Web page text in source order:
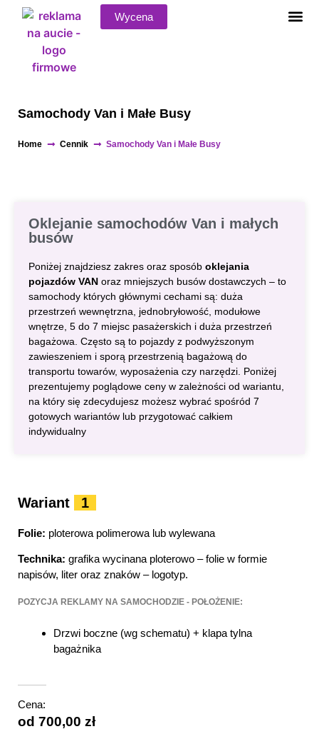
Wycena
Samochody Van i Małe Busy
Home Cennik Samochody Van i Małe Busy
Oklejanie samochodów Van i małych
busów
Poniżej znajdziesz zakres oraz sposób oklejania
pojazdów VAN oraz mniejszych busów dostawczych – to
samochody których głównymi cechami są: duża
przestrzeń wewnętrzna, jednobryłowość, modułowe
wnętrze, 5 do 7 miejsc pasażerskich i duża przestrzeń
bagażowa. Często są to pojazdy z podwyższonym
zawieszeniem i sporą przestrzenią bagażową do
transportu towarów, wyposażenia czy narzędzi. Poniżej
prezentujemy poglądowe ceny w zależności od wariantu,
na który się zdecydujesz możesz wybrać spośród 7
gotowych wariantów lub przygotować całkiem
indywidualny
Wariant 1
Folie: ploterowa polimerowa lub wylewana
Technika: grafika wycinana ploterowo – folie w formie
napisów, liter oraz znaków – logotyp.
POZYCJA REKLAMY NA SAMOCHODZIE - POŁOŻENIE:
Drzwi boczne (wg schematu) + klapa tylna
bagażnika
Cena:
od 700,00 zł